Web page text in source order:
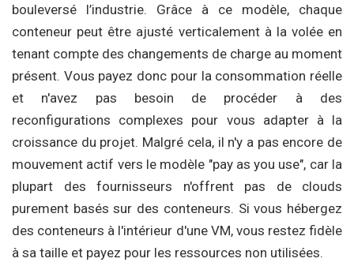
bouleversé l’industrie. Grâce à ce modèle, chaque
conteneur peut être ajusté verticalement à la volée en
tenant compte des changements de charge au moment
présent. Vous payez donc pour la consommation réelle
et n'avez pas besoin de procéder à des
reconfigurations complexes pour vous adapter à la
croissance du projet. Malgré cela, il n'y a pas encore de
mouvement actif vers le modèle "pay as you use", car la
plupart des fournisseurs n'offrent pas de clouds
purement basés sur des conteneurs. Si vous hébergez
des conteneurs à l'intérieur d'une VM, vous restez fidèle
à sa taille et payez pour les ressources non utilisées.